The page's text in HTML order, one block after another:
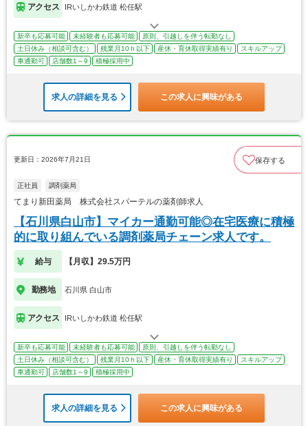
アクセス IRいしかわ鉄道 松任駅
新卒も応募可能 未経験者も応募可能
原則、引越しを伴う転勤なし
土日休み（相談可含む）
残業月10ｈ以下 産休・育休取得実績有り
スキルアップ
車通勤可
店舗数1～9 積極採用中
求人の詳細を見る この求人に興味がある
更新日：2026年7月21日 保存する
正社員 調剤薬局
てまり新田薬局 株式会社スパーテルの薬剤師求人
【石川県白山市】マイカー通勤可能◎在宅医療に積極
的に取り組んでいる調剤薬局チェーン求人です。
給与 【月収】29.5万円
勤務地 石川県 白山市
アクセス IRいしかわ鉄道 松任駅
新卒も応募可能 未経験者も応募可能
原則、引越しを伴う転勤なし
土日休み（相談可含む）
残業月10ｈ以下 産休・育休取得実績有り
スキルアップ
車通勤可
店舗数1～9 積極採用中
求人の詳細を見る この求人に興味がある